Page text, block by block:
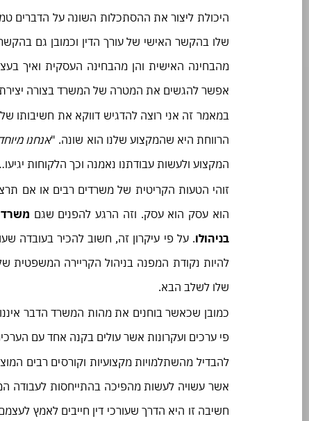
היכולת ליצור את ההסתכלות השונה על הדברים
שלו בהקשר האישי של עורך הדין וכמובן גם
מהבחינה האישית והן מהבחינה העסקית ואיך
אפשר להגשים את המטרה של המשרד בצורה
במאמר זה אני רוצה להדגיש דווקא את חשיבותו של
הרווחת היא שהמקצוע שלנו הוא שונה. "אנחנו
המקצוע ולעשות עבודתנו נאמנה וכך הלקוחות
זוהי הטעות הקריטית של משרדים רבים או אם
הוא עסק הוא עסק. וזה הרגע להפנים שגם משרד
בניהולו. על פי עיקרון זה, חשוב להכיר בעובדה
להיות נקודת המפנה בניהול הקריירה
שלו לשלב הבא.
פי ערכים ועקרונות אשר עולים בקנה אחד עם
להבדיל מהשתלמויות מקצועיות וקורסים רבים
אשר עשויה לעשות מהפיכה בהתייחסות לעבודה
חשיבה זו היא הדרך שעורכי דין חייבים לאמץ